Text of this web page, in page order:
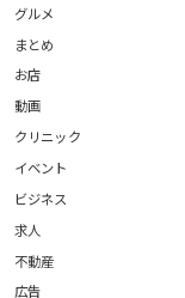
グルメ
まとめ
お店
動画
クリニック
イベント
ビジネス
求人
不動産
広告